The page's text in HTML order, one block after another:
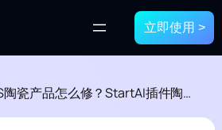
立即使用 >
瓷产品怎么修？StartAI插件陶瓷产品精修教程